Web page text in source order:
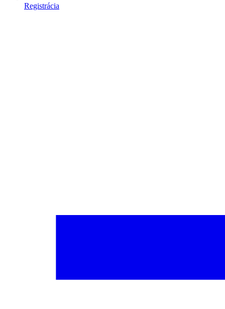
Registrácia